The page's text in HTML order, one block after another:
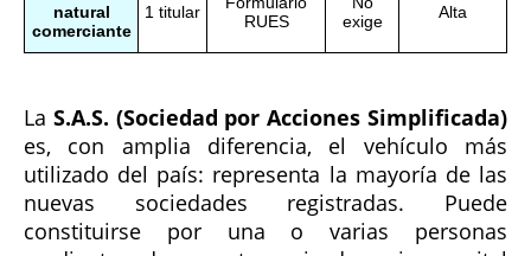
natural
comerciante
1 titular
RUES
exige
Alta
La S.A.S. (Sociedad por Acciones Simplificada)
es, con amplia diferencia, el vehículo más
utilizado del país: representa la mayoría de las
nuevas sociedades registradas. Puede
constituirse por una o varias personas